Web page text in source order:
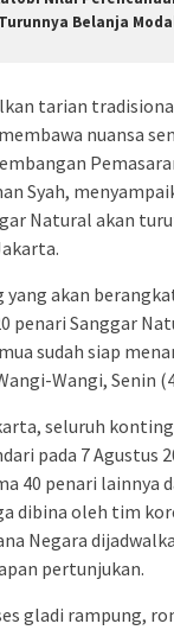
Belanja
tarian
nuansa
Syah,
Natural akan
yang akan
penari Sanggar
sudah siap
Wangi, Senin
seluruh
pada 7 Agustus
40 penari lainnya
dibina oleh tim
Negara
pertunjukan.
gladi rampung,